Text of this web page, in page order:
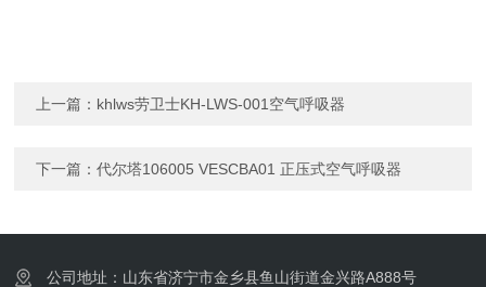
上一篇： khlws劳卫士KH-LWS-001空气呼吸器
下一篇：代尔塔106005 VESCBA01 正压式空气呼吸器
公司地址：山东省济宁市金乡县鱼山街道金兴路A888号